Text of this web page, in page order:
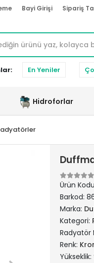
Bayi Girişi Sipariş
En Yeniler
Hidroforlar
Ürün
Barkod:
Marka:
Kategori:
Radyatör
Renk:
Yükseklik: